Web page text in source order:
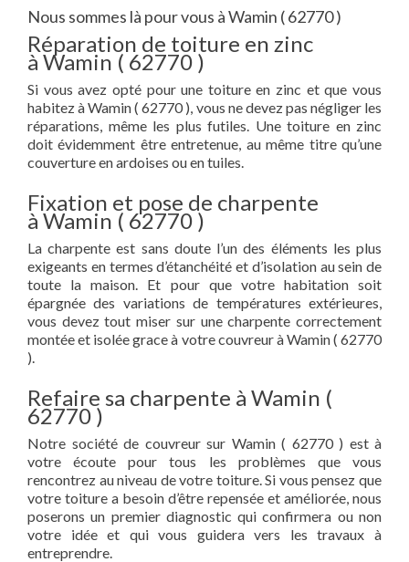
Nous sommes là pour vous à Wamin ( 62770 )
Réparation de toiture en zinc
à Wamin ( 62770 )
Si vous avez opté pour une toiture en zinc et que vous
habitez à Wamin ( 62770 ), vous ne devez pas négliger les
réparations, même les plus futiles. Une toiture en zinc
doit évidemment être entretenue, au même titre qu’une
couverture en ardoises ou en tuiles.
Fixation et pose de charpente
à Wamin ( 62770 )
La charpente est sans doute l’un des éléments les plus
exigeants en termes d’étanchéité et d’isolation au sein de
toute la maison. Et pour que votre habitation soit
épargnée des variations de températures extérieures,
vous devez tout miser sur une charpente correctement
montée et isolée grace à votre couvreur à Wamin ( 62770
).
Refaire sa charpente à Wamin (
62770 )
Notre société de couvreur sur Wamin ( 62770 ) est à
votre écoute pour tous les problèmes que vous
rencontrez au niveau de votre toiture. Si vous pensez que
votre toiture a besoin d’être repensée et améliorée, nous
poserons un premier diagnostic qui confirmera ou non
votre idée et qui vous guidera vers les travaux à
entreprendre.